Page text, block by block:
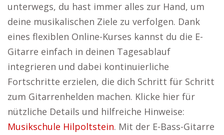
unterwegs, du hast immer alles zur Hand, um
deine musikalischen Ziele zu verfolgen. Dank
eines flexiblen Online-Kurses kannst du die E-
Gitarre einfach in deinen Tagesablauf
integrieren und dabei kontinuierliche
Fortschritte erzielen, die dich Schritt für Schritt
zum Gitarrenhelden machen. Klicke hier für
nützliche Details und hilfreiche Hinweise:
Musikschule Hilpoltstein. Mit der E-Bass-Gitarre